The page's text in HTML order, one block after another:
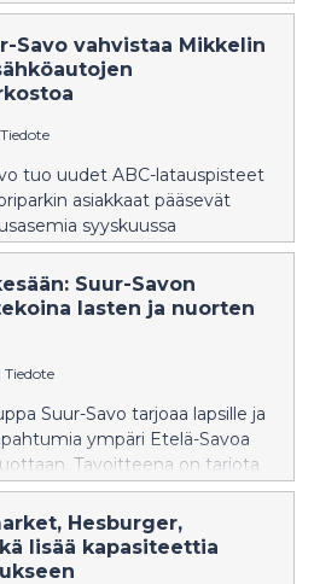
palveluita
alueen asiakkaiden
on tarkoitus valmistua vuoden
Savo vahvistaa Mikkelin
Tiedote
tuo uudet ABC-latauspisteet
asiakkaat pääsevät
syyskuussa
Suur-Savon
lasten ja nuorten
Tiedote
Suur-Savo tarjoaa lapsille ja
ympäri Etelä-Savoa
Tavoitteena on tarjota
mielekästä kesätekemistä:
oppimista ja yhdessä
Hesburger,
lisää kapasiteettia